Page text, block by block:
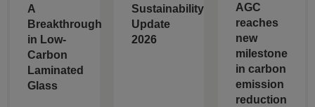
A
Breakthrough
in Low-
Carbon
Laminated
Glass
Sustainability
Update
2026
AGC
reaches
new
milestone
in carbon
emission
reduction